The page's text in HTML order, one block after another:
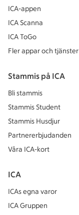
ICA-appen
ICA Scanna
ICA ToGo
Fler appar och tjänster
Stammis på ICA
Bli stammis
Stammis Student
Stammis Husdjur
Partnererbjudanden
Våra ICA-kort
ICA
ICAs egna varor
ICA Gruppen